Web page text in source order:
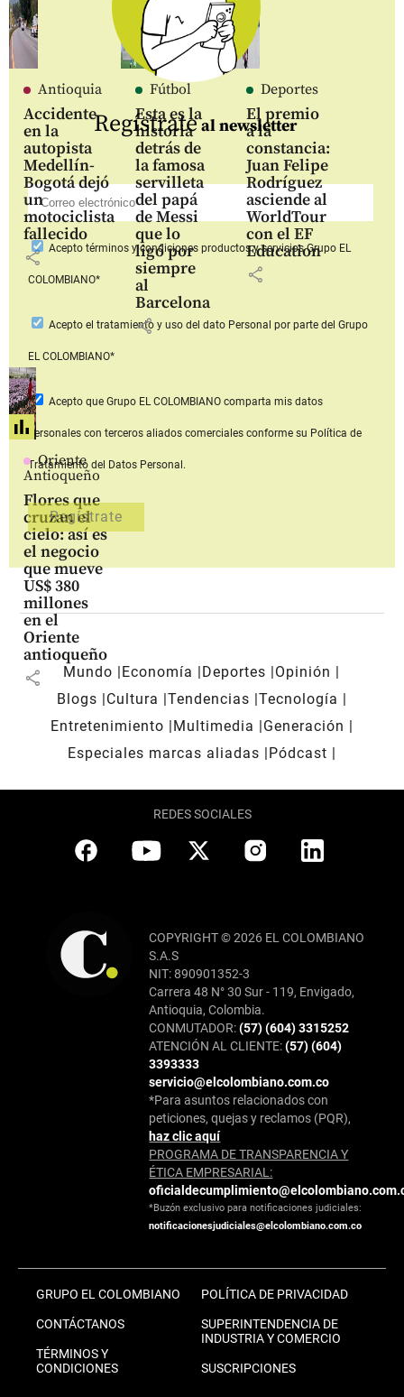
Antioquia
Accidente
en la
autopista
Medellín-
Bogotá dejó
un
motociclista
fallecido
share
Fútbol
Esta es la
historia
detrás de
la famosa
servilleta
del papá
de Messi
que lo
ligó por
siempre
al
Barcelona
share
Deportes
El premio
a la
constancia:
Juan Felipe
Rodríguez
asciende al
WorldTour
con el EF
Education
share
Oriente
Antioqueño
Flores que
cruzan el
cielo: así es
el negocio
que mueve
US$ 380
millones
en el
Oriente
antioqueño
share
Regístrateal newsletter
Aceptotérminos y condiciones productos y serviciosGrupo EL
COLOMBIANO*
Acepto el tratamiento y uso del dato Personal por parte del Grupo
EL COLOMBIANO*
Acepto que Grupo EL COLOMBIANOcomparta mis datos
personales con terceros aliados comerciales conforme su Política de
Tratamiento del Datos Personal.
Mundo Economía Deportes
Opinión
Blogs
Cultura Tendencias Tecnología
Entretenimiento
Multimedia
Generación
Especiales marcas aliadas
Pódcast
REDES SOCIALES
COPYRIGHT © 2026 EL COLOMBIANO
S.A.S
NIT: 890901352-3
Carrera 48 N° 30 Sur - 119, Envigado,
Antioquia, Colombia.
CONMUTADOR:(57) (604) 3315252
ATENCIÓN AL CLIENTE:(57) (604)
3393333
servicio@elcolombiano.com.co
*Para asuntos relacionados con
peticiones, quejas y reclamos (PQR),
haz clic aquí
PROGRAMA DE TRANSPARENCIA Y
ÉTICA EMPRESARIAL:
*Buzón exclusivo para notificaciones judiciales:
notificacionesjudiciales@elcolombiano.com.co
GRUPO EL COLOMBIANO
CONTÁCTANOS
TÉRMINOS Y
CONDICIONES
POLÍTICA DE PRIVACIDAD
SUPERINTENDENCIA DE
INDUSTRIA Y COMERCIO
SUSCRIPCIONES